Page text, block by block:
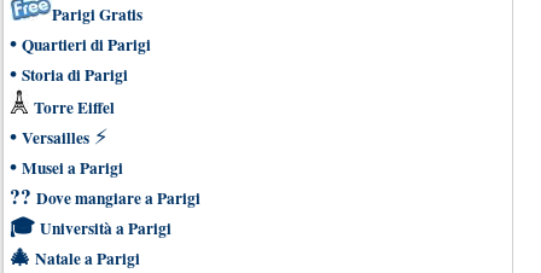
Parigi Gratis
• Quartieri di Parigi
• Storia di Parigi
Torre Eiffel
• Versailles ⚡
• Musei a Parigi
?? Dove mangiare a Parigi
🎓 Università a Parigi
🎄 Natale a Parigi